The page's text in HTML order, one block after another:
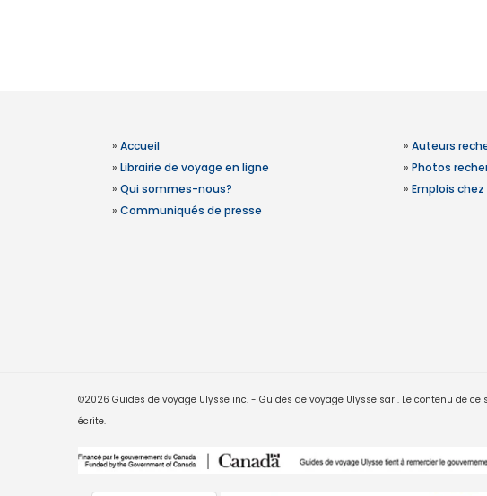
» Accueil
» Librairie de voyage en ligne
» Qui sommes-nous?
» Communiqués de presse
» Auteurs
» Photos
» Emplois chez
©2026 Guides de voyage Ulysse inc. - Guides de voyage Ulysse sarl. Le contenu de
écrite.